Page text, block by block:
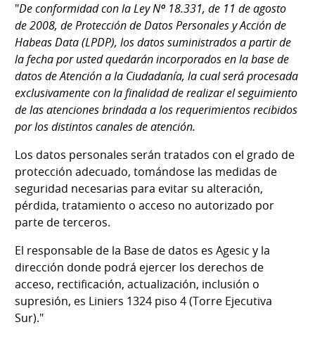
"De conformidad con la Ley Nº 18.331, de 11 de agosto
de 2008, de Protección de Datos Personales y Acción de
Habeas Data (LPDP), los datos suministrados a partir de
la fecha por usted quedarán incorporados en la base de
datos de Atención a la Ciudadanía, la cual será procesada
exclusivamente con la finalidad de realizar el seguimiento
de las atenciones brindada a los requerimientos recibidos
por los distintos canales de atención.
Los datos personales serán tratados con el grado de
protección adecuado, tomándose las medidas de
seguridad necesarias para evitar su alteración,
pérdida, tratamiento o acceso no autorizado por
parte de terceros.
El responsable de la Base de datos es Agesic y la
dirección donde podrá ejercer los derechos de
acceso, rectificación, actualización, inclusión o
supresión, es Liniers 1324 piso 4 (Torre Ejecutiva
Sur)."